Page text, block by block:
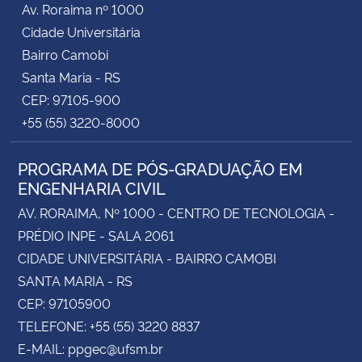
Secretaria-Geral
Secretaria de Governo
Gabinete de Segurança Institucional
Advocacia-Geral da União
Banco Central do Brasil
Planalto
Av. Roraima nº 1000
Cidade Universitária
Bairro Camobi
Santa Maria - RS
CEP: 97105-900
+55 (55) 3220-8000
PROGRAMA DE PÓS-GRADUAÇÃO EM
ENGENHARIA CIVIL
AV. RORAIMA, Nº 1000 - CENTRO DE TECNOLOGIA -
PRÉDIO INPE - SALA 2061
CIDADE UNIVERSITÁRIA - BAIRRO CAMOBI
SANTA MARIA - RS
CEP: 97105900
TELEFONE: +55 (55) 3220 8837
E-MAIL: ppgec@ufsm.br